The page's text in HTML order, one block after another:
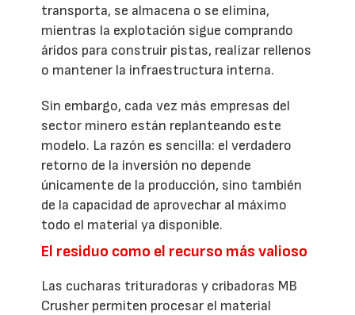
transporta, se almacena o se elimina,
mientras la explotación sigue comprando
áridos para construir pistas, realizar rellenos
o mantener la infraestructura interna.
Sin embargo, cada vez más empresas del
sector minero están replanteando este
modelo. La razón es sencilla: el verdadero
retorno de la inversión no depende
únicamente de la producción, sino también
de la capacidad de aprovechar al máximo
todo el material ya disponible.
El residuo como el recurso más valioso
Las cucharas trituradoras y cribadoras MB
Crusher permiten procesar el material